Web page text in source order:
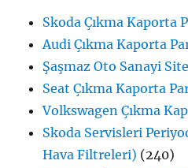
Skoda Çıkma Kaporta
Audi Çıkma Kaporta
Şaşmaz Oto Sanayi
Seat Çıkma Kaporta
Volkswagen Çıkma
Skoda Servisleri
Hava Filtreleri) (240)